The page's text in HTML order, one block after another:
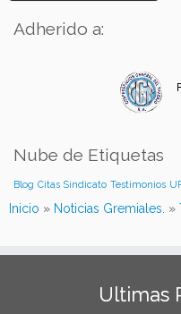
Adherido a:
Nube de Etiquetas
Blog Citas Sindicato Testimonios
Inicio » Noticias Gremiales. »
Ultimas